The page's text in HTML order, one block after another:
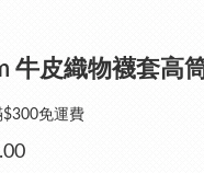
牛皮織物襪套高
$300免運費